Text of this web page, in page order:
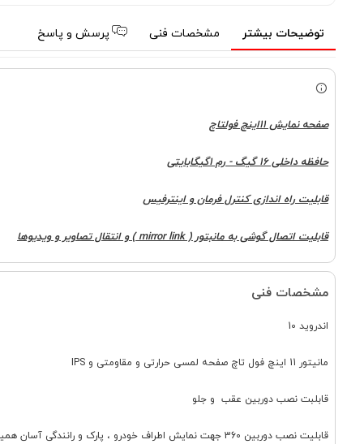
توضیحات بیشتر مشخصات فنی پرسش و پاسخ
صفحه نمایش 11اینچ فولتاچ
حافظه داخلی 16 گیگ - رم 1گیگابایتی
قابلیت راه اندازی کنترل فرمان و اینترفیس
قابلیت اتصال گوشی به مانبتور ( mirror link ) و انتقال تصاویر و ویدیوها
مشخصات فنی
اندروید 10
مانیتور 11 اینچ فول تاچ صفحه لمسی حرارتی و مقاومتی و IPS
قابلبت نصب دوربین عقب و جلو
قابلیت نصب دوربین 360 جهت نمایش اطراف خودرو ، پارک و رانندگی آسان همینطور ضبط تصویر